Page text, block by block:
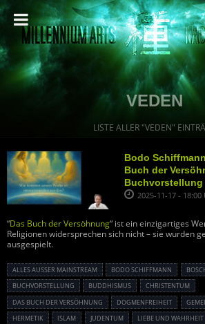
VEDEN
LISTE ALLER "VEDEN"
Bodo
Buch der
Buchvorstellung
2025-11-17 - 18:00
“Das Buch der Versöhnung“ ist ein einzigartiges
Religionen widersprechen sich nicht – sie wurden
ausgespielt.
ALLES AUSSER MAINSTREAM BODO SCHIFFMANN
BUCHVORSTELLUNG
BUDDHISMUS
CHRISTENTUM
DAS BUCH DER VERSÖHNUNG
DOGMENFREIHEIT
HERMETIK
ISLAM JUDENTUM LIEBE UND WAHRHEIT